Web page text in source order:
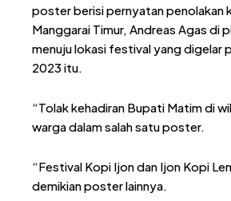
poster berisi pernyatan penolakan
Manggarai Timur, Andreas Agas di
menuju lokasi festival yang digelar
2023 itu.
“Tolak kehadiran Bupati Matim di
warga dalam salah satu poster.
“Festival Kopi Ijon dan Ijon Kopi
demikian poster lainnya.